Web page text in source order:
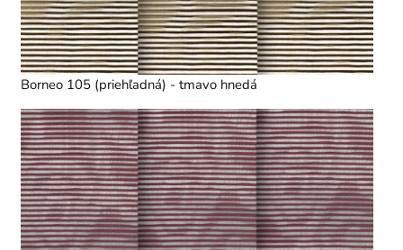
Borneo 105 (priehľadná) - tmavo hnedá